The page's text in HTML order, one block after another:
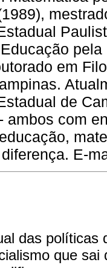
em
de
ambos com
E-
das políticas
que